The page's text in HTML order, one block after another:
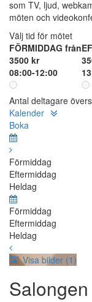
som TV, ljud,
möten och
Välj tid för mötet
FÖRMIDDAG från
3500 kr
08:00-12:00
Antal deltagare
Kalender
Boka
Förmiddag
Eftermiddag
Heldag
Förmiddag
Eftermiddag
Heldag
Visa bilder (1)
Salongen